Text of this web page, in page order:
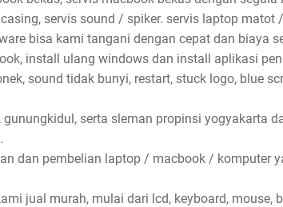
servis sound / spiker. servis laptop
bisa kami tangani dengan cepat dan biaya
install ulang windows dan install aplikasi
sound tidak bunyi, restart, stuck logo, blue
serta sleman propinsi yogyakarta
dan pembelian laptop / macbook / komputer
jual murah, mulai dari lcd, keyboard, mouse,